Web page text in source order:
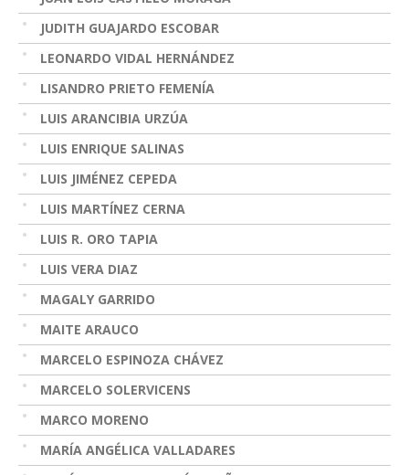
JUDITH GUAJARDO ESCOBAR
LEONARDO VIDAL HERNÁNDEZ
LISANDRO PRIETO FEMENÍA
LUIS ARANCIBIA URZÚA
LUIS ENRIQUE SALINAS
LUIS JIMÉNEZ CEPEDA
LUIS MARTÍNEZ CERNA
LUIS R. ORO TAPIA
LUIS VERA DIAZ
MAGALY GARRIDO
MAITE ARAUCO
MARCELO ESPINOZA CHÁVEZ
MARCELO SOLERVICENS
MARCO MORENO
MARÍA ANGÉLICA VALLADARES